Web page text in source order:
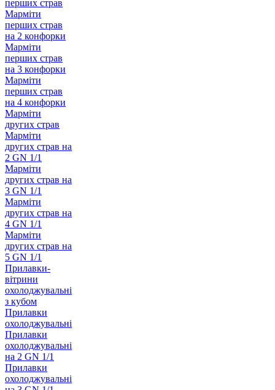
перших страв
Марміти
перших страв
на 2 конфорки
Марміти
перших страв
на 3 конфорки
Марміти
перших страв
на 4 конфорки
Марміти
других страв
Марміти
других страв на
2 GN 1/1
Марміти
других страв на
3 GN 1/1
Марміти
других страв на
4 GN 1/1
Марміти
других страв на
5 GN 1/1
Прилавки-
вітрини
охолоджувальні
з кубом
Прилавки
охолоджувальні
Прилавки
охолоджувальні
на 2 GN 1/1
Прилавки
охолоджувальні